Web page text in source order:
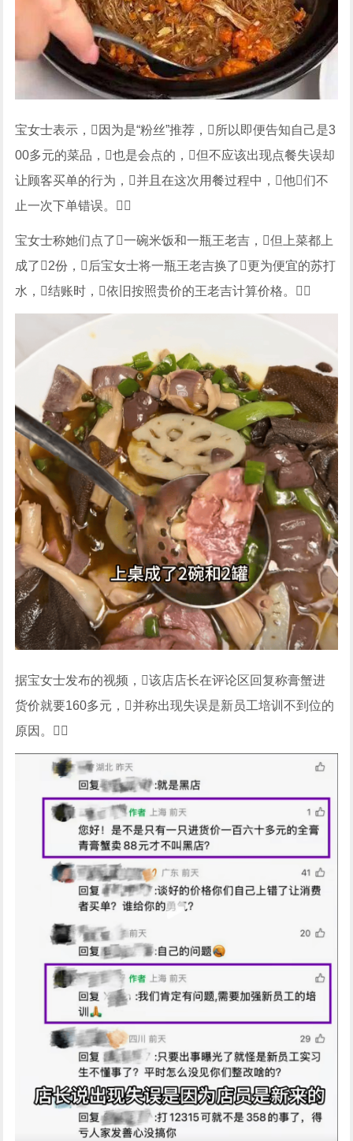
宝女士表示，因为是“粉丝”推荐，所以即便告知自己是3
00多元的菜品，也是会点的，但不应该出现点餐失误却
让顾客买单的行为，并且在这次用餐过程中，他们不
止一次下单错误。
宝女士称她们点了一碗米饭和一瓶王老吉，但上菜都上
成了2份，后宝女士将一瓶王老吉换了更为便宜的苏打
水，结账时，依旧按照贵价的王老吉计算价格。
据宝女士发布的视频，该店店长在评论区回复称膏蟹进
货价就要160多元，并称出现失误是新员工培训不到位的
原因。